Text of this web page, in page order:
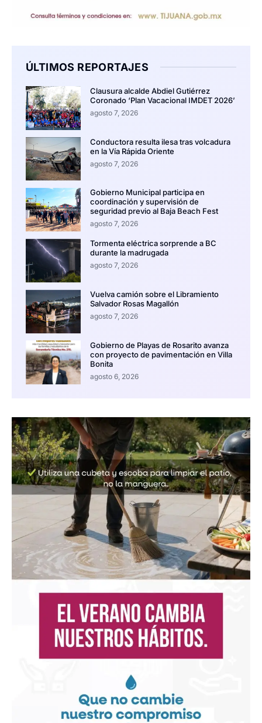
ÚLTIMOS REPORTAJES
Clausura alcalde Abdiel Gutiérrez
Coronado ‘Plan Vacacional IMDET 2026’
agosto 7, 2026
Conductora resulta ilesa tras volcadura
en la Vía Rápida Oriente
agosto 7, 2026
Gobierno Municipal participa en
coordinación y supervisión de
seguridad previo al Baja Beach Fest
agosto 7, 2026
Tormenta eléctrica sorprende a BC
durante la madrugada
agosto 7, 2026
Vuelva camión sobre el Libramiento
Salvador Rosas Magallón
agosto 7, 2026
Gobierno de Playas de Rosarito avanza
con proyecto de pavimentación en Villa
Bonita
agosto 6, 2026